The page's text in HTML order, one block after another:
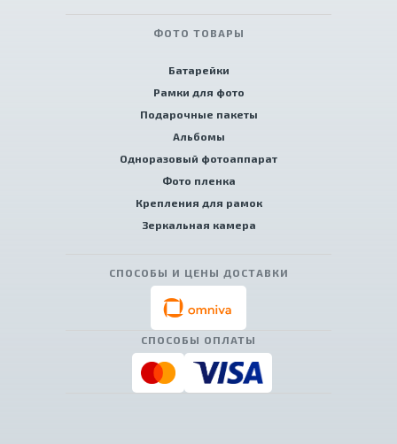
ФОТО ТОВАРЫ
Батарейки
Рамки для фото
Подарочные пакеты
Альбомы
Одноразовый фотоаппарат
Фото пленка
Крепления для рамок
Зеркальная камера
СПОСОБЫ И ЦЕНЫ ДОСТАВКИ
СПОСОБЫ ОПЛАТЫ